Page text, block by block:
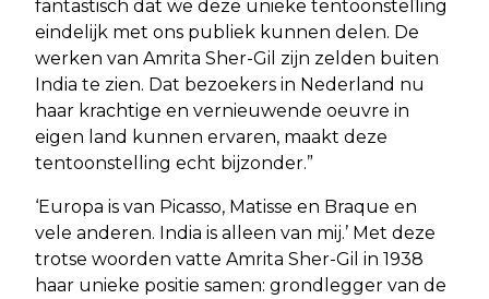
fantastisch dat we deze unieke tentoonstelling
eindelijk met ons publiek kunnen delen. De
werken van Amrita Sher-Gil zijn zelden buiten
India te zien. Dat bezoekers in Nederland nu
haar krachtige en vernieuwende oeuvre in
eigen land kunnen ervaren, maakt deze
tentoonstelling echt bijzonder.”
‘Europa is van Picasso, Matisse en Braque en
vele anderen. India is alleen van mij.’ Met deze
trotse woorden vatte Amrita Sher-Gil in 1938
haar unieke positie samen: grondlegger van de